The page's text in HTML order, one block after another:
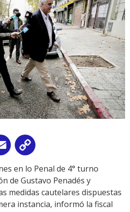
Email
Link
en lo Penal de 4° turno
de Gustavo Penadés y
medidas cautelares dispuestas
instancia, informó la fiscal